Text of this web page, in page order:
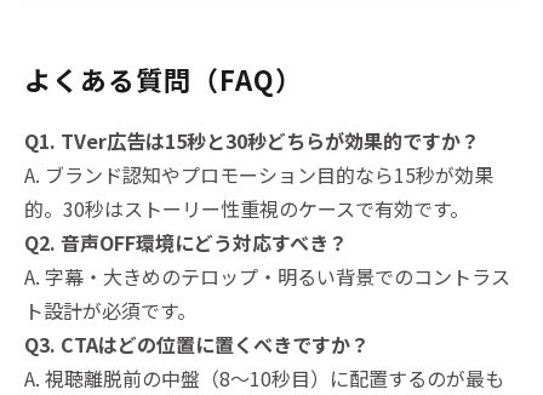
よくある質問（FAQ）
Q1. TVer広告は15秒と30秒どちらが効果的ですか？
A. ブランド認知やプロモーション目的なら15秒が効果
的。30秒はストーリー性重視のケースで有効です。
Q2. 音声OFF環境にどう対応すべき？
A. 字幕・大きめのテロップ・明るい背景でのコントラス
ト設計が必須です。
Q3. CTAはどの位置に置くべきですか？
A. 視聴離脱前の中盤（8〜10秒目）に配置するのが最も